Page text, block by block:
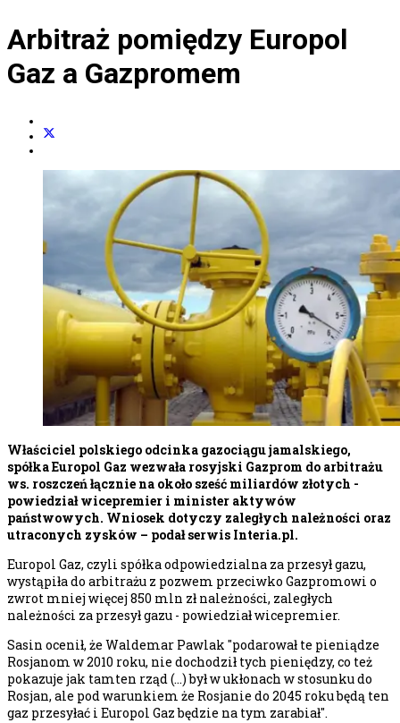
Arbitraż pomiędzy Europol
Gaz a Gazpromem
Właściciel polskiego odcinka gazociągu jamalskiego,
spółka Europol Gaz wezwała rosyjski Gazprom do arbitrażu
ws. roszczeń łącznie na około sześć miliardów złotych -
powiedział wicepremier i minister aktywów
państwowych. Wniosek dotyczy zaległych należności oraz
utraconych zysków – podał serwis Interia.pl.
Europol Gaz, czyli spółka odpowiedzialna za przesył gazu,
wystąpiła do arbitrażu z pozwem przeciwko Gazpromowi o
zwrot mniej więcej 850 mln zł należności, zaległych
należności za przesył gazu - powiedział wicepremier.
Sasin ocenił, że Waldemar Pawlak "podarował te pieniądze
Rosjanom w 2010 roku, nie dochodził tych pieniędzy, co też
pokazuje jak tamten rząd (...) był w ukłonach w stosunku do
Rosjan, ale pod warunkiem że Rosjanie do 2045 roku będą ten
gaz przesyłać i Europol Gaz będzie na tym zarabiał".